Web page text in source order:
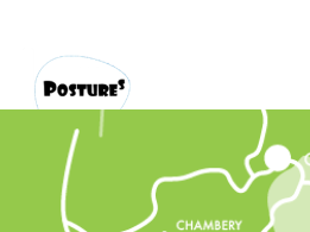
Permission, Puissance